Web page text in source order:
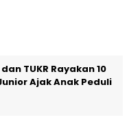
TUKR Rayakan 10
Ajak Anak Peduli